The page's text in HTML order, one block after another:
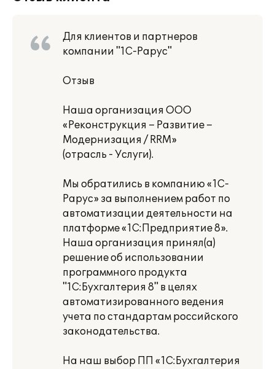
Для клиентов и партнеров
компании "1С-Рарус"
Отзыв
Наша организация ООО
«Реконструкция – Развитие –
Модернизация / RRM»
(отрасль - Услуги).
Мы обратились в компанию «1С-
Рарус» за выполнением работ по
автоматизации деятельности на
платформе «1С:Предприятие 8».
Наша организация принял(а)
решение об использовании
программного продукта
"1С:Бухгалтерия 8" в целях
автоматизированного ведения
учета по стандартам российского
законодательства.
На наш выбор ПП «1С:Бухгалтерия